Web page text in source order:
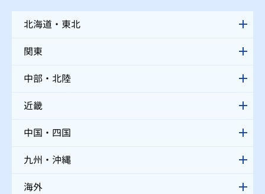
北海道・東北
関東
中部・北陸
近畿
中国・四国
九州・沖縄
海外